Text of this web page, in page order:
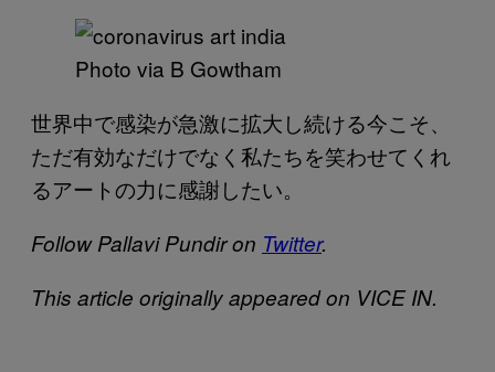
Photo via B Gowtham
世界中で感染が急激に拡大し続ける今こそ、
ただ有効なだけでなく私たちを笑わせてくれ
るアートの力に感謝したい。
Follow Pallavi Pundir on Twitter.
This article originally appeared on VICE IN.